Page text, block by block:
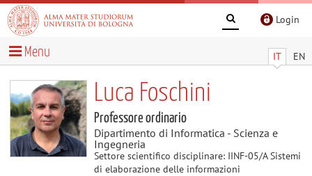
Login
IT EN
Menu
Luca Foschini
Professore ordinario
Dipartimento di Informatica - Scienza e
Ingegneria
Settore scientifico disciplinare: IINF-05/A Sistemi
di elaborazione delle informazioni